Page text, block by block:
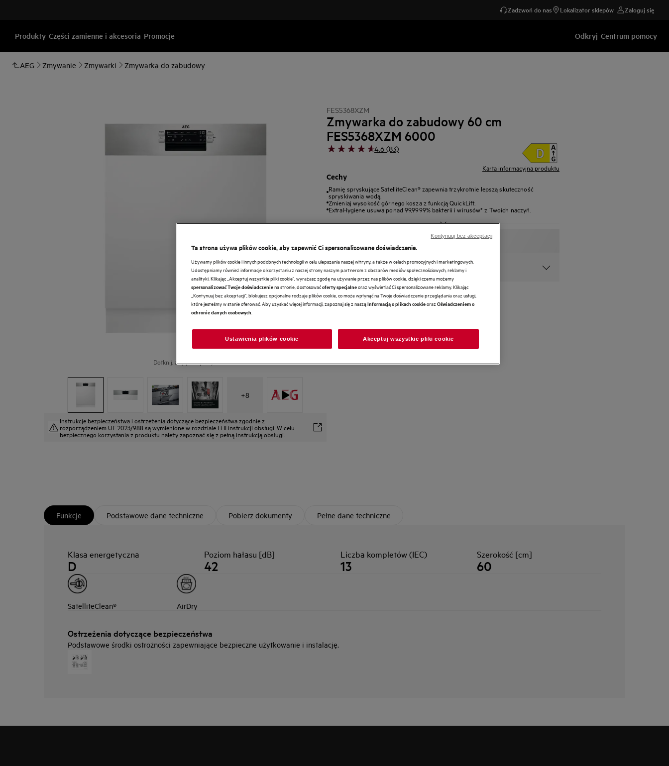
Zadzwoń do nas Lokalizator sklepów Zaloguj się
Produkty Części zamienne i akcesoria Promocje Odkryj Centrum pomocy
AEG Zmywanie Zmywarki Zmywarka do zabudowy
Dotknij, aby powiększyć.
+8
Instrukcje bezpieczeństwa i ostrzeżenia dotyczące bezpieczeństwa zgodnie z
rozporządzeniem UE 2023/988 są wymienione w rozdziale I i II instrukcji obsługi. W celu
bezpiecznego korzystania z produktu należy zapoznać się z pełną instrukcją obsługi.
FES5368XZM
Zmywarka do zabudowy 60 cm
FES5368XZM 6000
4.6 (83)
Karta informacyjna produktu
Cechy
Ramię spryskujące SatelliteClean® zapewnia trzykrotnie lepszą skuteczność
spryskiwania wodą.
Zmieniaj wysokość górnego kosza z funkcją QuickLift.
ExtraHygiene usuwa ponad 99,9999% bakterii i wirusów* z Twoich naczyń.
Usuwa ponad 99,9999% bakterii i wirusów*
Funkcje Podstawowe dane techniczne Pobierz dokumenty Pełne dane techniczne
Klasa energetyczna
D
Poziom hałasu [dB]
42
Liczba kompletów (IEC)
13
Szerokość [cm]
60
SatelliteClean® AirDry
Ostrzeżenia dotyczące bezpieczeństwa
Podstawowe środki ostrożności zapewniające bezpieczne użytkowanie i instalację.
Ta strona używa plików cookie, aby zapewnić Ci spersonalizowane doświadczenie.
Używamy plików cookie i innych podobnych technologii w celu ulepszania naszej witryny, a także w celach promocyjnych i marketingowych.
Udostępniamy również informacje o korzystaniu z naszej strony naszym partnerom z obszarów mediów społecznościowych, reklamy i
analityki. Klikając „Akceptuj wszystkie pliki cookie", wyrażasz zgodę na używanie przez nas plików cookie, dzięki czemu możemy
spersonalizować Twoje doświadczeniena stronie, dostosowaćoferty specjalneoraz wyświetlać Ci spersonalizowane reklamy. Klikając
„Kontynuuj bez akceptacji", blokujesz opcjonalne rodzaje plików cookie, co może wpłynąć na Twoje doświadczenie przeglądania oraz usługi,
które jesteśmy w stanie oferować. Aby uzyskać więcej informacji, zapoznaj się z nasząInformacją o plikach cookieoraz Oświadczeniem o
ochronie danych osobowych
Ustawienia plików cookie Akceptuj wszystkie pliki cookie
Kontynuuj bez akceptacji